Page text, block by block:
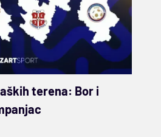
terena: Bor i